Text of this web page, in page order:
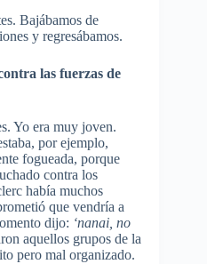
Bajábamos de
y regresábamos.
las fuerzas de
Yo era muy joven.
por ejemplo,
fogueada, porque
contra los
había muchos
que vendría a
dijo: ‘nanai, no
aquellos grupos de la
pero mal organizado.